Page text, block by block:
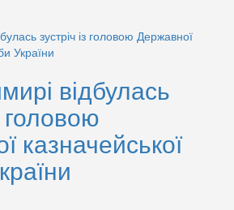
відбулась
головою
казначейської